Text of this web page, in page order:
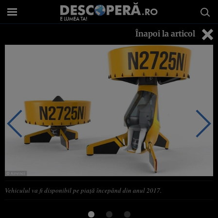
Înapoi la articol
Vehiculul va fi disponibil pe piaţă începând din anul 2017.